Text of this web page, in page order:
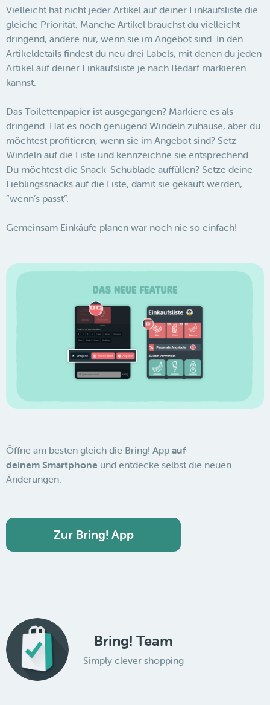
Vielleicht hat nicht jeder Artikel auf deiner Einkaufsliste die
gleiche Priorität. Manche Artikel brauchst du vielleicht
dringend, andere nur, wenn sie im Angebot sind. In den
Artikeldetails findest du neu drei Labels, mit denen du jeden
Artikel auf deiner Einkaufsliste je nach Bedarf markieren
kannst.
Das Toilettenpapier ist ausgegangen? Markiere es als
dringend. Hat es noch genügend Windeln zuhause, aber du
möchtest profitieren, wenn sie im Angebot sind? Setz
Windeln auf die Liste und kennzeichne sie entsprechend.
Du möchtest die Snack-Schublade auffüllen? Setze deine
Lieblingssnacks auf die Liste, damit sie gekauft werden,
“wenn’s passt”.
Gemeinsam Einkäufe planen war noch nie so einfach!
Öffne am besten gleich die Bring! App auf
deinem Smartphone und entdecke selbst die neuen
Änderungen:
Zur Bring! App
Bring! Team
Simply clever shopping